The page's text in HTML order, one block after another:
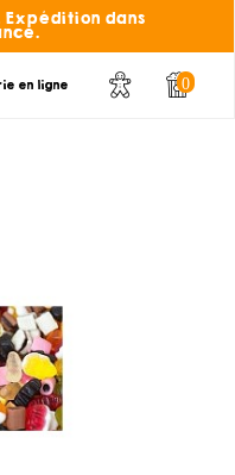
Expédition dans
en ligne 0